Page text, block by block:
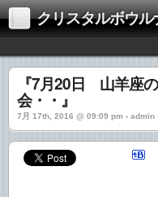
クリスタルボウル
『7月20日 山羊座
会・・』
7月 17th, 2016 @ 09:09 pm › admin